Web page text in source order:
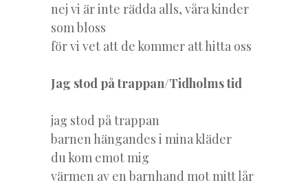
nej vi är inte rädda alls, våra kinder
som bloss
för vi vet att de kommer att hitta oss
Jag stod på trappan/Tidholms tid
jag stod på trappan
barnen hängandes i mina kläder
du kom emot mig
värmen av en barnhand mot mitt lår